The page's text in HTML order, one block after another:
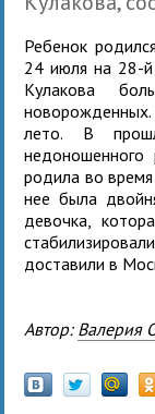
Ребенок
24 июля на 28-й
Кулакова
лето. В
недоношенного
родила во
нее была
девочка,
доставили в
Автор: Валерия